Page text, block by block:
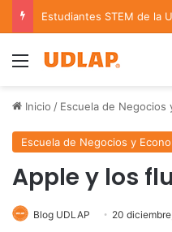
Menu
Inicio / Escuela de Negocios
Escuela de Negocios y
Apple y los
Blog UDLAP 20